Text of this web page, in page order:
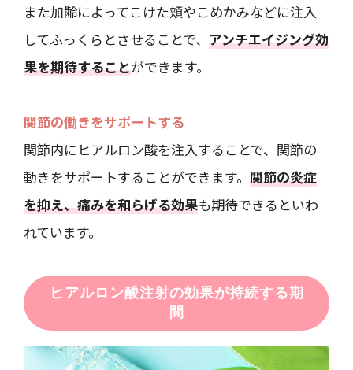
また加齢によってこけた頬やこめかみなどに注入
してふっくらとさせることで、 アンチエイジング効
果を期待することができます。
関節の働きをサポートする
関節内にヒアルロン酸を注入することで、関節の
動きをサポートすることができます。 関節の炎症
を抑え、痛みを和らげる効果も期待できるといわ
れています。
ヒアルロン酸注射の効果が持続する期
間